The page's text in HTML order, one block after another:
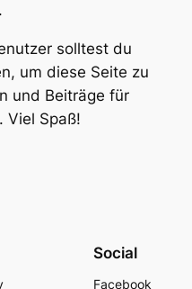
solltest du
um diese Seite zu
und Beiträge für
Viel Spaß!
Social
Facebook